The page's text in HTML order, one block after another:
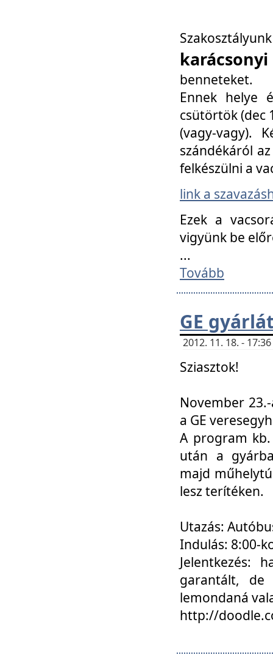
benneteket.
Ennek helye
csütörtök (dec
(vagy-vagy).
szándékáról
felkészülni a
link a
Ezek a
vigyünk be
...
Tovább
GE
2012. 11. 18. -
Sziasztok!
November
a GE
A program
után a
majd
lesz terítéken.
Utazás:
Indulás: 8:00-
Jelentkezés:
garantált, de
lemondaná
http://